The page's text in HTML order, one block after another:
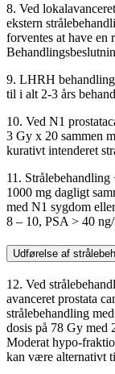
8. Ved
ekstern
forventes at have en
9. LHRH behandling
til i alt 2-3 års
10. Ved N1
3 Gy x 20 sammen
kurativt intenderet
11.
1000 mg dagligt
med N1 sygdom
8 – 10, PSA > 40
Udførelse af
12. Ved
avanceret prostata
strålebehandling
dosis på 78 Gy med
Moderat hypo-
kan være alternativt